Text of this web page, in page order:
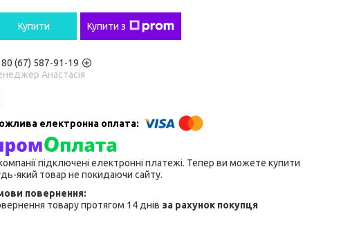
Купити Купити з
(67) 587-91-19
Анастасія
підключені електронні платежі. Тепер ви можете купити
який товар не покидаючи сайту.
товару протягом 14 днів за рахунок покупця